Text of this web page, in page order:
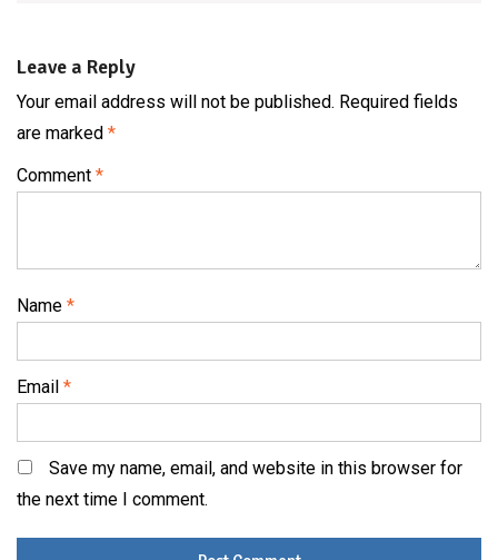
Leave a Reply
Your email address will not be published. Required fields
are marked *
Comment *
Name *
Email *
Save my name, email, and website in this browser for
the next time I comment.